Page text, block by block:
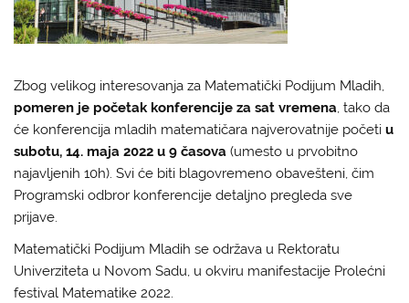
Zbog velikog interesovanja za Matematički Podijum Mladih,
pomeren je početak konferencije za sat vremena, tako da
će konferencija mladih matematičara najverovatnije početiu
subotu, 14. maja 2022 u 9 časova(umesto u prvobitno
najavljenih 10h). Svi će biti blagovremeno obavešteni, čim
Programski odbror konferencije detaljno pregleda sve
prijave.
Matematički Podijum Mladih se održava u Rektoratu
Univerziteta u Novom Sadu, u okviru manifestacije Prolećni
festival Matematike 2022.